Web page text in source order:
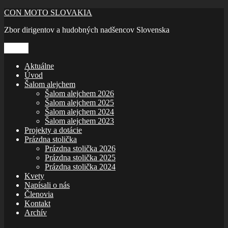
Prejsť
obsah
CON MOTO SLOVAKIA
Zbor dirigentov a hudobných nadšencov Slovenska
Aktuálne
Úvod
Šalom alejchem
Šalom alejchem 2026
Šalom alejchem 2025
Šalom alejchem 2024
Šalom alejchem 2023
Projekty a dotácie
Prázdna stolička
Prázdna stolička 2026
Prázdna stolička 2025
Prázdna stolička 2024
Kvety
Napísali o nás
Členovia
Kontakt
Archív